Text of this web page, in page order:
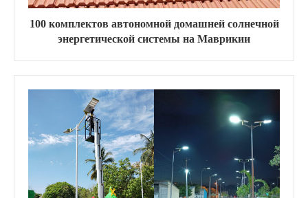
100 комплектов автономной домашней солнечной
энергетической системы на Маврикии